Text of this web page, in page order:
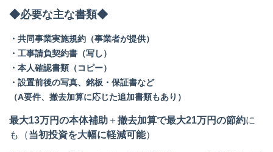
◆必要な主な書類◆
・共同事業実施規約（事業者が提供）
・工事請負契約書（写し）
・本人確認書類（コピー）
・設置前後の写真、銘板・保証書など
（A要件、撤去加算に応じた追加書類もあり）
最大13万円の本体補助 ＋撤去加算で最大21万円の節約に
も（当初投資を大幅に軽減可能）